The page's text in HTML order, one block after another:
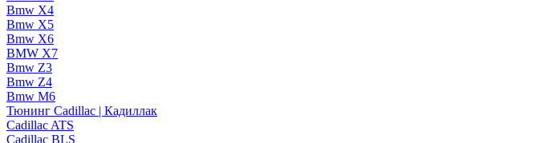
Bmw X4
Bmw X5
Bmw X6
BMW X7
Bmw Z3
Bmw Z4
Bmw М6
Тюнинг Cadillac | Кадиллак
Cadillac ATS
Cadillac BLS